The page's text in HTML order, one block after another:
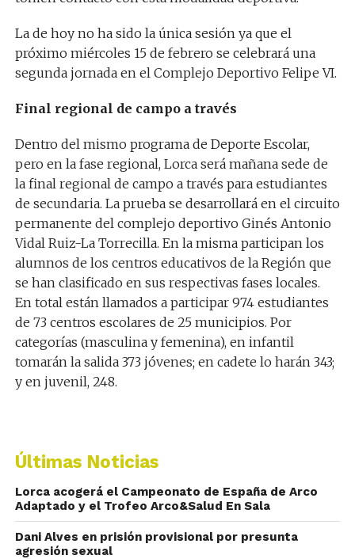
La de hoy no ha sido la única sesión ya que el
próximo miércoles 15 de febrero se celebrará una
segunda jornada en el Complejo Deportivo Felipe VI.
Final regional de campo a través
Dentro del mismo programa de Deporte Escolar,
pero en la fase regional, Lorca será mañana sede de
la final regional de campo a través para estudiantes
de secundaria. La prueba se desarrollará en el circuito
permanente del complejo deportivo Ginés Antonio
Vidal Ruiz-La Torrecilla. En la misma participan los
alumnos de los centros educativos de la Región que
se han clasificado en sus respectivas fases locales.
En total están llamados a participar 974 estudiantes
de 73 centros escolares de 25 municipios. Por
categorías (masculina y femenina), en infantil
tomarán la salida 373 jóvenes; en cadete lo harán 343;
y en juvenil, 248.
Últimas Noticias
Lorca acogerá el Campeonato de España de Arco
Adaptado y el Trofeo Arco&Salud En Sala
Dani Alves en prisión provisional por presunta
agresión sexual